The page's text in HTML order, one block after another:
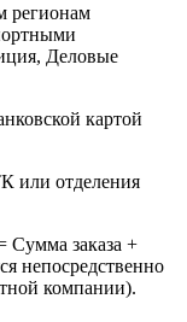
регионам
Деловые
картой
или отделения
Сумма заказа +
непосредственно
компании).